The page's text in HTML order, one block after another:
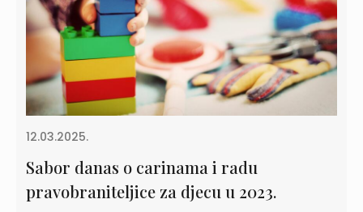
12.03.2025.
Sabor danas o carinama i radu
pravobraniteljice za djecu u 2023.